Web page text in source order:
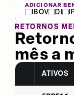
ADICIONAR
IBOV
DI
RETORNOS
mês a
ATIVOS